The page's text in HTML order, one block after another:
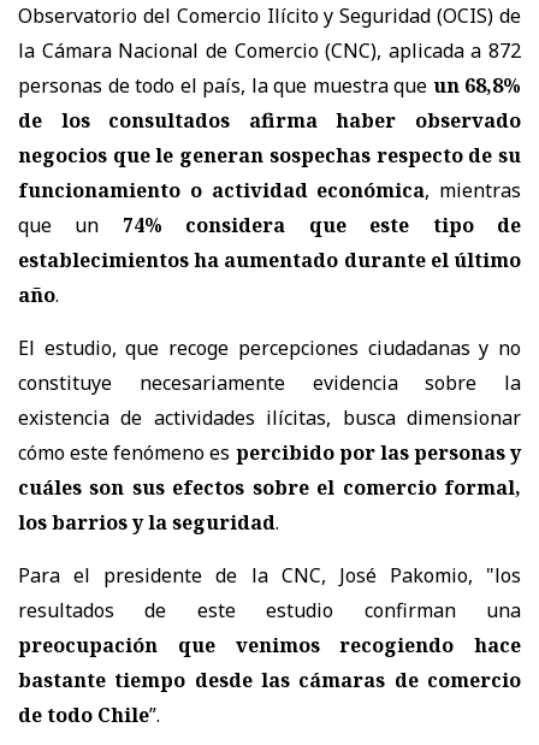
Observatorio del Comercio Ilícito y Seguridad (OCIS) de
la Cámara Nacional de Comercio (CNC), aplicada a 872
personas de todo el país, la que muestra que un 68,8%
de los consultados afirma haber observado
negocios que le generan sospechas respecto de su
funcionamiento o actividad económica, mientras
que un 74% considera que este tipo de
establecimientos ha aumentado durante el último
año.
El estudio, que recoge percepciones ciudadanas y no
constituye necesariamente evidencia sobre la
existencia de actividades ilícitas, busca dimensionar
cómo este fenómeno es percibido por las personas y
cuáles son sus efectos sobre el comercio formal,
los barrios y la seguridad.
Para el presidente de la CNC, José Pakomio, "los
resultados de este estudio confirman una
preocupación que venimos recogiendo hace
bastante tiempo desde las cámaras de comercio
de todo Chile”.